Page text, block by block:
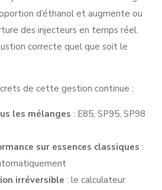
d’éthanol et augmente ou
des injecteurs en temps réel.
correcte quel que soit le
de cette gestion continue :
les mélanges : E85, SP95, SP98
sur essences classiques :
irréversible : le calculateur